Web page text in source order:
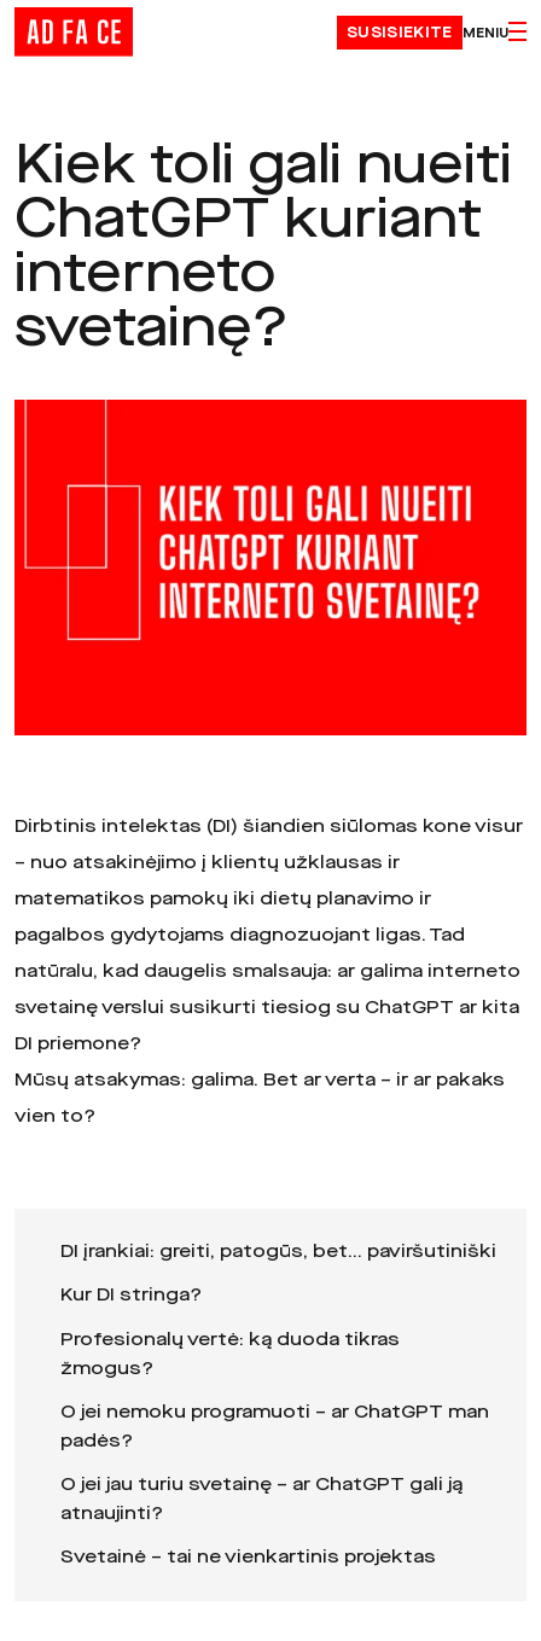
Skip to content
SUSISIEKITE MENIU
Kiek toli gali nueiti
ChatGPT kuriant
interneto
svetainę?
Dirbtinis intelektas (DI) šiandien siūlomas kone visur
– nuo atsakinėjimo į klientų užklausas ir
matematikos pamokų iki dietų planavimo ir
pagalbos gydytojams diagnozuojant ligas. Tad
natūralu, kad daugelis smalsauja: ar galima interneto
svetainę verslui susikurti tiesiog su ChatGPT ar kita
DI priemone?
Mūsų atsakymas: galima. Bet ar verta – ir ar pakaks
vien to?
DI įrankiai: greiti, patogūs, bet… paviršutiniški
Kur DI stringa?
Profesionalų vertė: ką duoda tikras
žmogus?
O jei nemoku programuoti – ar ChatGPT man
padės?
O jei jau turiu svetainę – ar ChatGPT gali ją
atnaujinti?
Svetainė – tai ne vienkartinis projektas